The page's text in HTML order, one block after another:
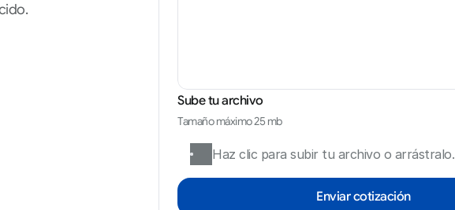
Sube tu archivo
Tamaño máximo 25 mb
Haz clic para subir tu archivo o arrástralo.
Enviar cotización